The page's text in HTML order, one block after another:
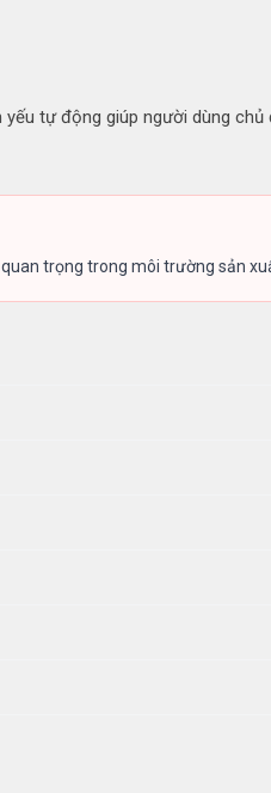
tự động giúp người dùng
trọng trong môi trường sản